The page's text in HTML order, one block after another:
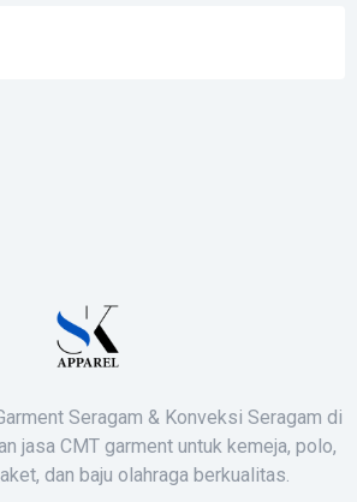
Seragam & Konveksi Seragam di
jasa CMT garment untuk kemeja, polo,
dan baju olahraga berkualitas.